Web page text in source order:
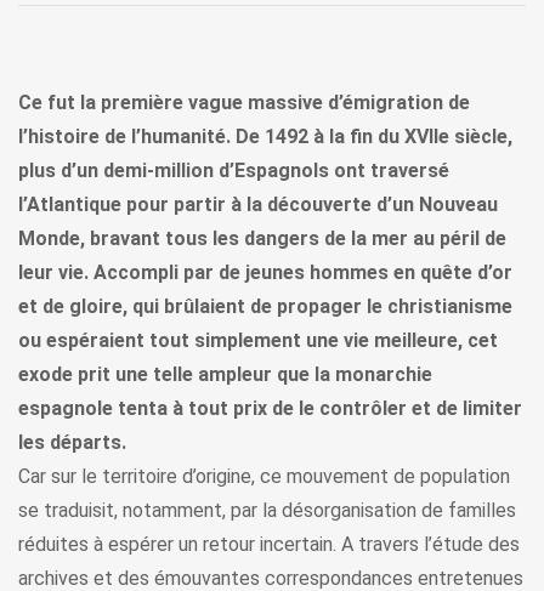
Ce fut la première vague massive d’émigration de
l’histoire de l’humanité. De 1492 à la fin du XVIIe siècle,
plus d’un demi-million d’Espagnols ont traversé
l’Atlantique pour partir à la découverte d’un Nouveau
Monde, bravant tous les dangers de la mer au péril de
leur vie. Accompli par de jeunes hommes en quête d’or
et de gloire, qui brûlaient de propager le christianisme
ou espéraient tout simplement une vie meilleure, cet
exode prit une telle ampleur que la monarchie
espagnole tenta à tout prix de le contrôler et de limiter
les départs.
Car sur le territoire d’origine, ce mouvement de population
se traduisit, notamment, par la désorganisation de familles
réduites à espérer un retour incertain. A travers l’étude des
archives et des émouvantes correspondances entretenues